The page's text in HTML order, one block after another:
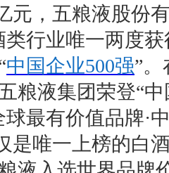
元，五粮液股份
类行业唯一两度
中国企业500强”。
粮液集团荣登“中
球最有价值品牌·
是唯一上榜的白